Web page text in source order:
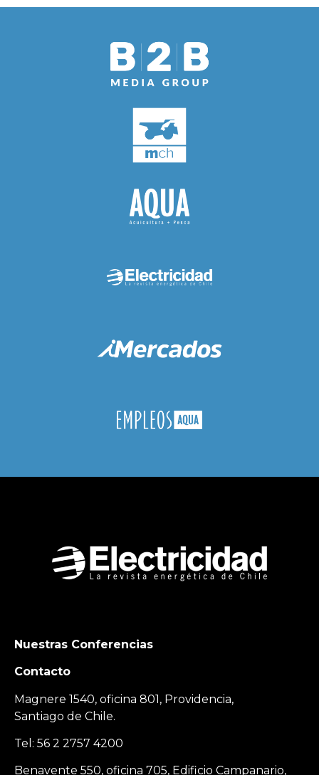
Nuestras Conferencias
Contacto
Magnere 1540, oficina 801, Providencia,
Santiago de Chile.
Tel: 56 2 2757 4200
Benavente 550, oficina 705, Edificio Campanario,